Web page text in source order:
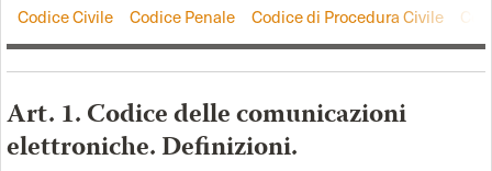
Codice Civile Codice Penale Codice di Procedura Civile
Art. 1. Codice delle comunicazioni
elettroniche. Definizioni.